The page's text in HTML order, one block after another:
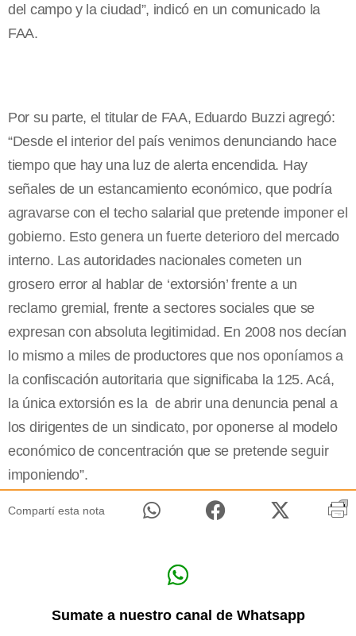
del campo y la ciudad”, indicó en un comunicado la
FAA.
Por su parte, el titular de FAA, Eduardo Buzzi agregó:
“Desde el interior del país venimos denunciando hace
tiempo que hay una luz de alerta encendida. Hay
señales de un estancamiento económico, que podría
agravarse con el techo salarial que pretende imponer el
gobierno. Esto genera un fuerte deterioro del mercado
interno. Las autoridades nacionales cometen un
grosero error al hablar de ‘extorsión’ frente a un
reclamo gremial, frente a sectores sociales que se
expresan con absoluta legitimidad. En 2008 nos decían
lo mismo a miles de productores que nos oponíamos a
la confiscación autoritaria que significaba la 125. Acá,
la única extorsión es la de abrir una denuncia penal a
los dirigentes de un sindicato, por oponerse al modelo
económico de concentración que se pretende seguir
imponiendo”.
Compartí esta nota
Sumate a nuestro canal de Whatsapp